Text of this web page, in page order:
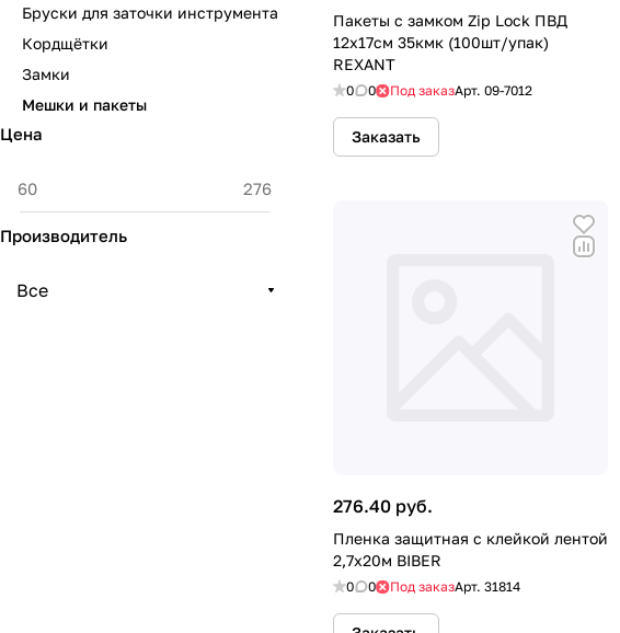
Пакеты с замком Zip Lock ПВД
12х17см 35кмк (100шт/упак)
REXANT
0 0 Под заказАрт. 09-7012
Заказать
276.40 руб.
Пленка защитная с клейкой лентой
2,7x20м BIBER
0 0 Под заказАрт. 31814
Бруски для заточки инструмента
Кордщётки
Замки
Мешки и пакеты
Цена
Производитель
Все